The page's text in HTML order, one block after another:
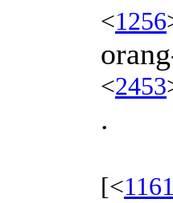
<1256
<2453
.
[<1161